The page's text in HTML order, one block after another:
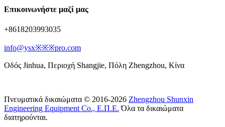
Επικοινωνήστε μαζί μας
+8618203993035
info@ysx※※※pro.com
Οδός Jinhua, Περιοχή Shangjie, Πόλη Zhengzhou, Κίνα
Πνευματικά δικαιώματα © 2016-2026 Zhengzhou Shunxin
Engineering Equipment Co., Ε.Π.Ε. Όλα τα δικαιώματα
διατηρούνται.